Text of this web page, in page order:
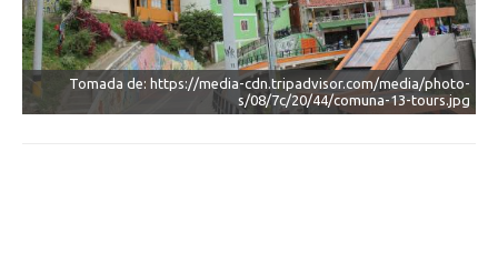
Tomada de: https://media-cdn.tripadvisor.com/media/photo-
s/08/7c/20/44/comuna-13-tours.jpg